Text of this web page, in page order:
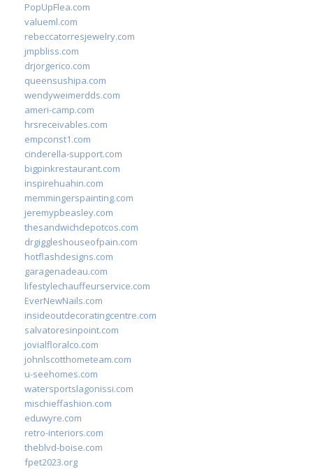
PopUpFlea.com
valueml.com
rebeccatorresjewelry.com
jmpbliss.com
drjorgerico.com
queensushipa.com
wendyweimerdds.com
ameri-camp.com
hrsreceivables.com
empconst1.com
cinderella-support.com
bigpinkrestaurant.com
inspirehuahin.com
memmingerspainting.com
jeremypbeasley.com
thesandwichdepotcos.com
drgiggleshouseofpain.com
hotflashdesigns.com
garagenadeau.com
lifestylechauffeurservice.com
EverNewNails.com
insideoutdecoratingcentre.com
salvatoresinpoint.com
jovialfloralco.com
johnlscotthometeam.com
u-seehomes.com
watersportslagonissi.com
mischieffashion.com
eduwyre.com
retro-interiors.com
theblvd-boise.com
fpet2023.org